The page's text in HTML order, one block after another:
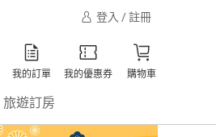
登入 / 註冊
我的訂單 我的優惠券 購物車
旅遊訂房